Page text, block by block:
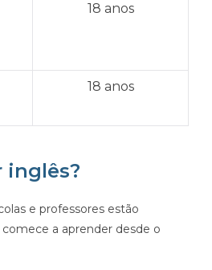
18 anos
18 anos
inglês?
e professores estão
a aprender desde o